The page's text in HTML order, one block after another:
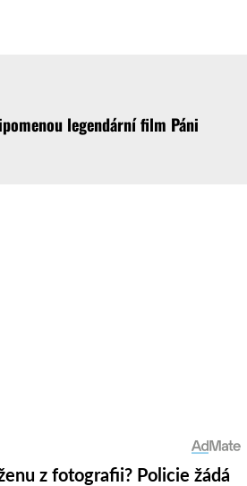
legendární film Páni